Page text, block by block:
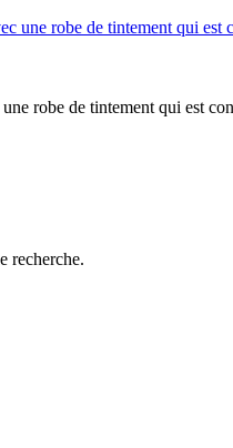
robe de tintement qui est
recherche.